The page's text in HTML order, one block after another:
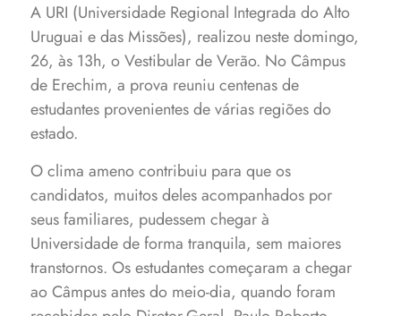
A URI (Universidade Regional Integrada do Alto
Uruguai e das Missões), realizou neste domingo,
26, às 13h, o Vestibular de Verão. No Câmpus
de Erechim, a prova reuniu centenas de
estudantes provenientes de várias regiões do
estado.
O clima ameno contribuiu para que os
candidatos, muitos deles acompanhados por
seus familiares, pudessem chegar à
Universidade de forma tranquila, sem maiores
transtornos. Os estudantes começaram a chegar
ao Câmpus antes do meio-dia, quando foram